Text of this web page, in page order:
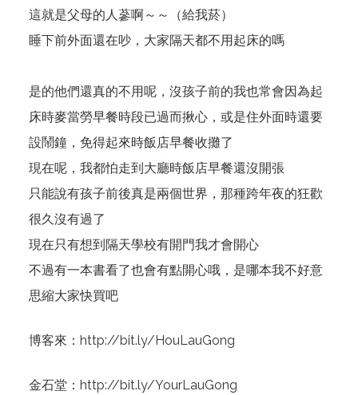
這就是父母的人蔘啊～～（給我菸）
睡下前外面還在吵，大家隔天都不用起床的嗎
是的他們還真的不用呢，沒孩子前的我也常會因為起
床時麥當勞早餐時段已過而揪心，或是住外面時還要
設鬧鐘，免得起來時飯店早餐收攤了
現在呢，我都怕走到大廳時飯店早餐還沒開張
只能說有孩子前後真是兩個世界，那種跨年夜的狂歡
很久沒有過了
現在只有想到隔天學校有開門我才會開心
不過有一本書看了也會有點開心哦，是哪本我不好意
思縮大家快買吧
博客來： http://bit.ly/HouLauGong
金石堂： http://bit.ly/YourLauGong